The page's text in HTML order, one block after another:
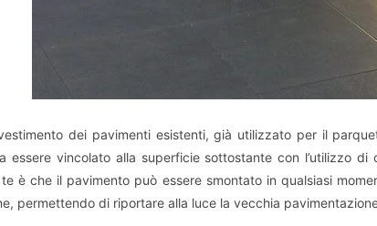
dei pavimenti esistenti, già utilizzato per il
essere vincolato alla superficie sottostante con l’utilizzo di
è che il pavimento può essere smontato in qualsiasi
permettendo di riportare alla luce la vecchia